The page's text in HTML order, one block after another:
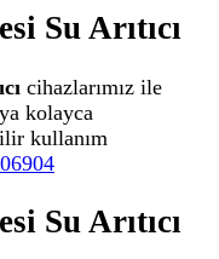
Su Arıtıcı
cihazlarımız ile
kolayca
kullanım
Su Arıtıcı